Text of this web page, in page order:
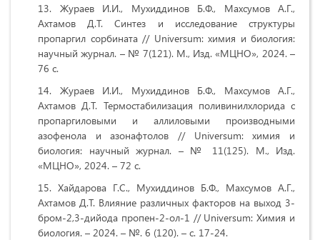
Жураев И.И., Мухиддинов Б.Ф., Махсумов А.Г.,
Ахтамов Д.Т. Синтез и исследование структуры
пропаргил сорбината // Universum: химия и биология:
научный журнал. – № 7(121). М., Изд. «МЦНО», 2024. –
76 с.
Жураев И.И., Мухиддинов Б.Ф., Махсумов А.Г.,
Ахтамов Д.Т. Термостабилизация поливинилхлорида с
пропаргиловыми и аллиловыми производными
азофенола и азонафтолов // Universum: химия и
биология: научный журнал. – № 11(125). М., Изд.
«МЦНО», 2024. – 72 с.
Хайдарова Г.С., Мухиддинов Б.Ф., Махсумов А.Г.,
Ахтамов Д.Т. Влияние различных факторов на выход 3-
бром-2,3-дийода пропен-2-ол-1 // Universum: Химия и
биология. – 2024. – №. 6 (120). – с. 17-24.